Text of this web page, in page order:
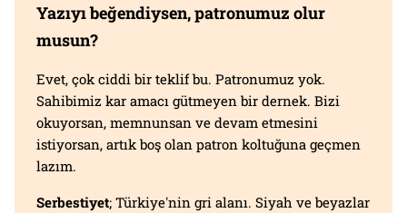
Yazıyı beğendiysen, patronumuz olur
musun?
Evet, çok ciddi bir teklif bu. Patronumuz yok.
Sahibimiz kar amacı gütmeyen bir dernek. Bizi
okuyorsan, memnunsan ve devam etmesini
istiyorsan, artık boş olan patron koltuğuna geçmen
lazım.
Serbestiyet; Türkiye'nin gri alanı. Siyah ve beyazlar